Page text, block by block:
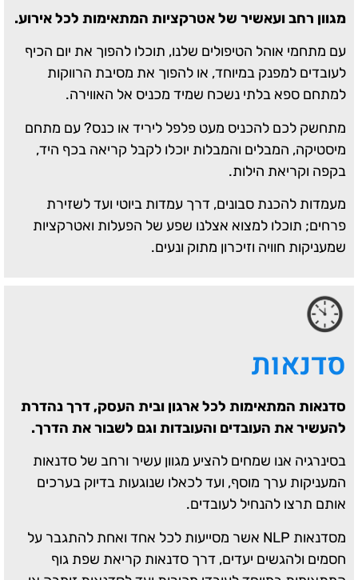
מגוון רחב ועאשיר של אטרקציות המתאימות לכל אירוע.
עם מתחמי אוהל הטיפולים שלנו, תוכלו להפוך את יום הכיף
לעובדים למפנק במיוחד, או להפוך את מסיבת הרווקות
למתחם ספא בלתי נשכח שמיד מכניס אל האווירה.
מתחשק לכם להכניס מעט פלפל ליריד או כנס? עם מתחם
מיסטיקה, המבלים והמבלות יוכלו לקבל קריאה בכף היד,
בקפה וקריאת הילות.
מעמדות להכנת סבונים, דרך עמדות ביוטי ועד לשזירת
פרחים; תוכלו למצוא אצלנו שפע של הפעלות ואטרקציות
שמעניקות חוויה וזיכרון מתוק ונעים.
סדנאות
סדנאות המתאימות לכל ארגון ובית העסק, דרך נהדרת
להעשיר את העובדים והעובדות וגם לשבור את הדרך.
בסינרגיה אנו שמחים להציע מגוון עשיר ורחב של סדנאות
המעניקות ערך מוסף, ועד לכאלו שנוגעות בדיוק בערכים
אותם תרצו להנחיל לעובדים.
מסדנאות NLP אשר מסייעות לכל אחד ואחת להתגבר על
חסמים ולהגשים יעדים, דרך סדנאות קריאת שפת גוף